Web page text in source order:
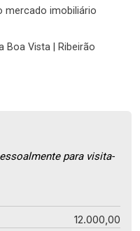
mercado imobiliário
Boa Vista | Ribeirão
para visita-
12.000,00